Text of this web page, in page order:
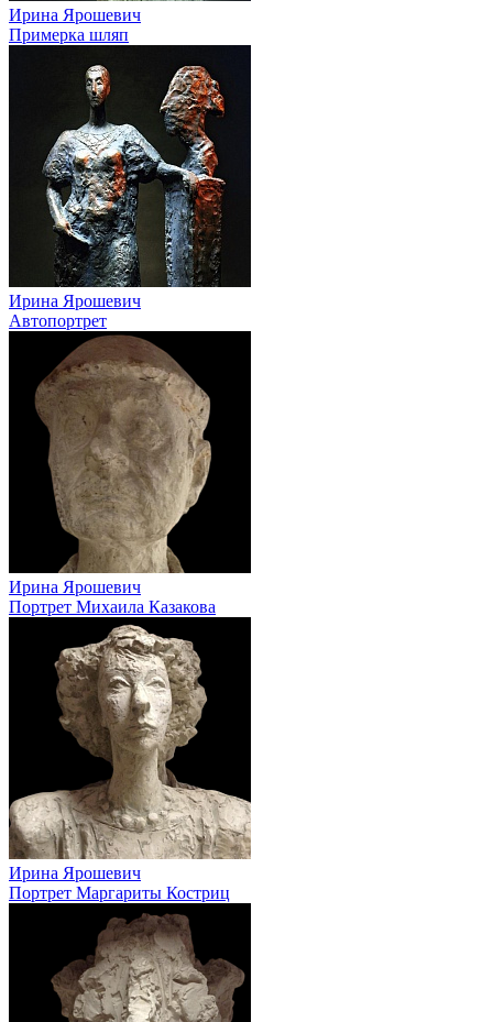
Ирина Ярошевич
Примерка шляп
Ирина Ярошевич
Автопортрет
Ирина Ярошевич
Портрет Михаила Казакова
Ирина Ярошевич
Портрет Маргариты Костриц